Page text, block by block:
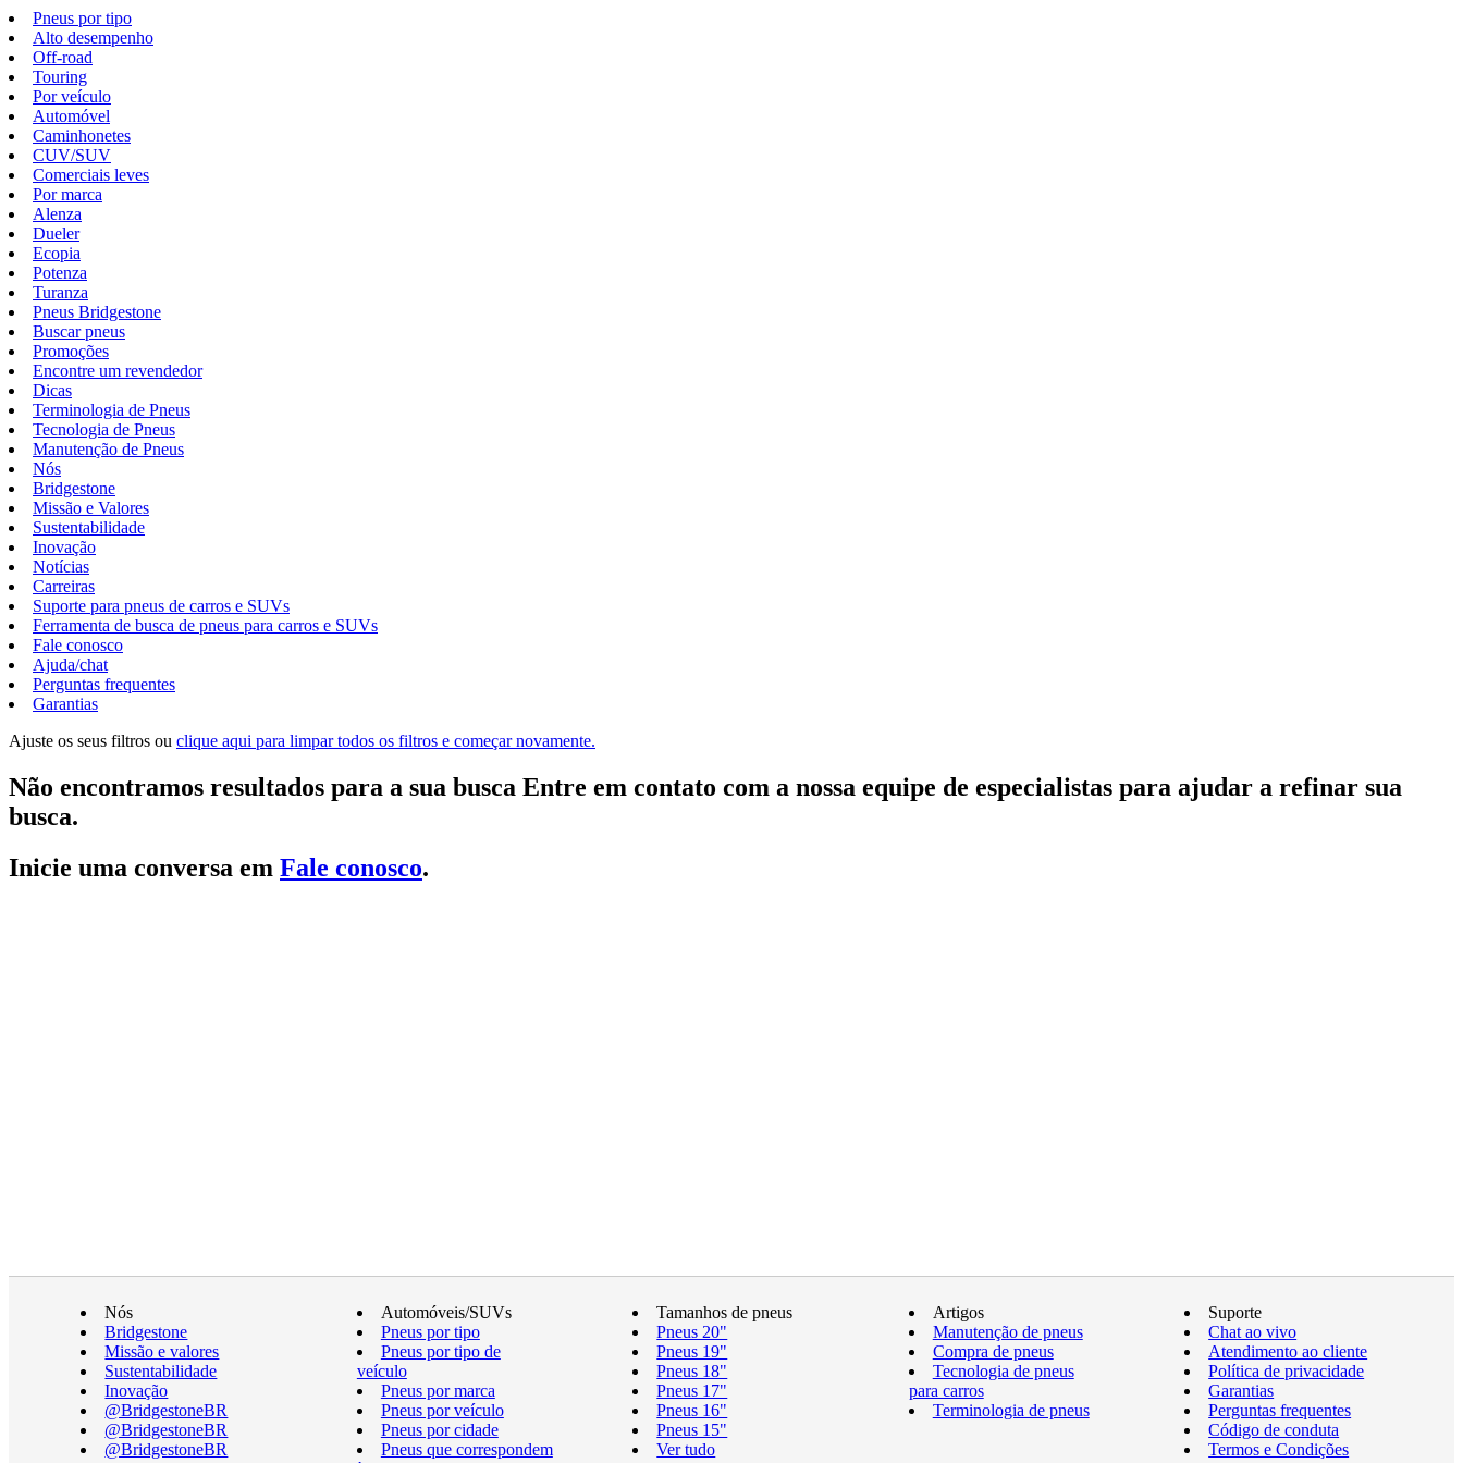
Pneus por tipo
Alto desempenho
Off-road
Touring
Por veículo
Automóvel
Caminhonetes
CUV/SUV
Comerciais leves
Por marca
Alenza
Dueler
Ecopia
Potenza
Turanza
Pneus Bridgestone
Buscar pneus
Promoções
Encontre um revendedor
Dicas
Terminologia de Pneus
Tecnologia de Pneus
Manutenção de Pneus
Nós
Bridgestone
Missão e Valores
Sustentabilidade
Inovação
Notícias
Carreiras
Suporte para pneus de carros e SUVs
Ferramenta de busca de pneus para carros e SUVs
Fale conosco
Ajuda/chat
Perguntas frequentes
Garantias
Ajuste os seus filtros ou clique aqui para limpar todos os filtros e começar novamente.
Não encontramos resultados para a sua busca Entre em contato com a nossa equipe de especialistas para ajudar a refinar sua
busca.
Inicie uma conversa em Fale conosco.
Nós
Bridgestone
Missão e valores
Sustentabilidade
Inovação
@BridgestoneBR
@BridgestoneBR
@BridgestoneBR
Automóveis/SUVs
Pneus por tipo
Pneus por tipo de
veículo
Pneus por marca
Pneus por veículo
Pneus por cidade
Pneus que correspondem
Tamanhos de pneus
Pneus 20"
Pneus 19"
Pneus 18"
Pneus 17"
Pneus 16"
Pneus 15"
Ver tudo
Artigos
Manutenção de pneus
Compra de pneus
Tecnologia de pneus
para carros
Terminologia de pneus
Suporte
Chat ao vivo
Atendimento ao cliente
Política de privacidade
Garantias
Perguntas frequentes
Código de conduta
Termos e Condições